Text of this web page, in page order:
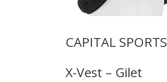
CAPITAL SPORTS
X-Vest – Gilet